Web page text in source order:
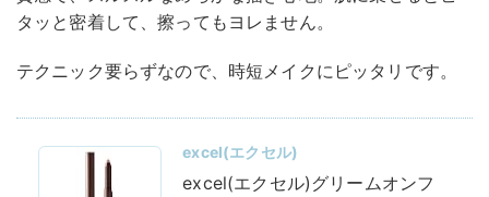
タッと密着して、擦ってもヨレません。
テクニック要らずなので、時短メイクにピッタリです。
excel(エクセル)
excel(エクセル)グリームオンフ